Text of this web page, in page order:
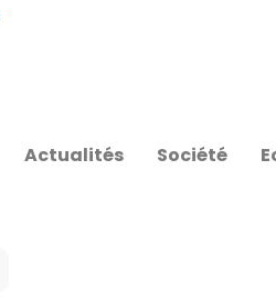
Actualités Société